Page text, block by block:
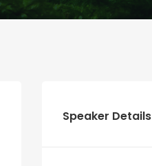
Speaker Details